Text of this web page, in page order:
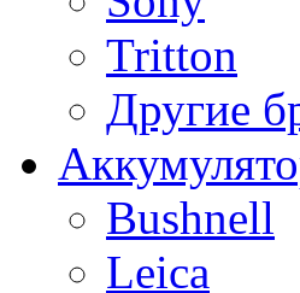
Tritton
Другие
Bushnell
Leica